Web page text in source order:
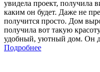
увидела проект, получила
каким он будет. Даже не
получится просто. Дом
получила вот такую
удобный, уютный дом. Он
Подробнее